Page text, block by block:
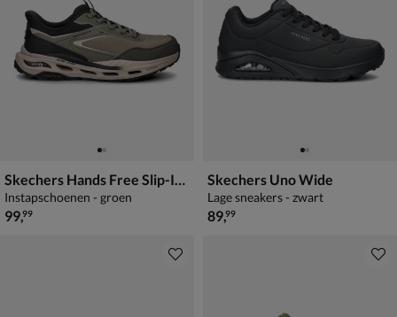
Skechers Hands Free Slip-Ins Arch Fit Glide-Step Orvan Talon
Instapschoenen - groen
€ 99,99
99,99
Skechers Uno Wide
Lage sneakers - zwart
€ 89,99
89,99